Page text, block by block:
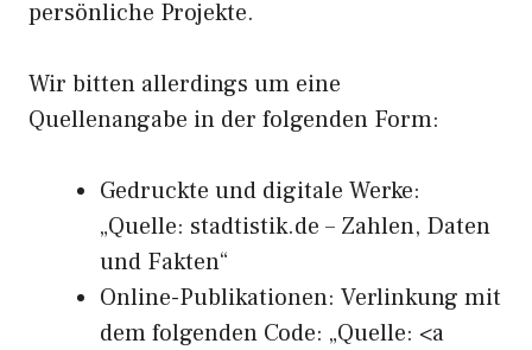
persönliche Projekte.
Wir bitten allerdings um eine
Quellenangabe in der folgenden Form:
Gedruckte und digitale Werke:
„Quelle: stadtistik.de – Zahlen, Daten
und Fakten“
Online-Publikationen: Verlinkung mit
dem folgenden Code: „Quelle: <a